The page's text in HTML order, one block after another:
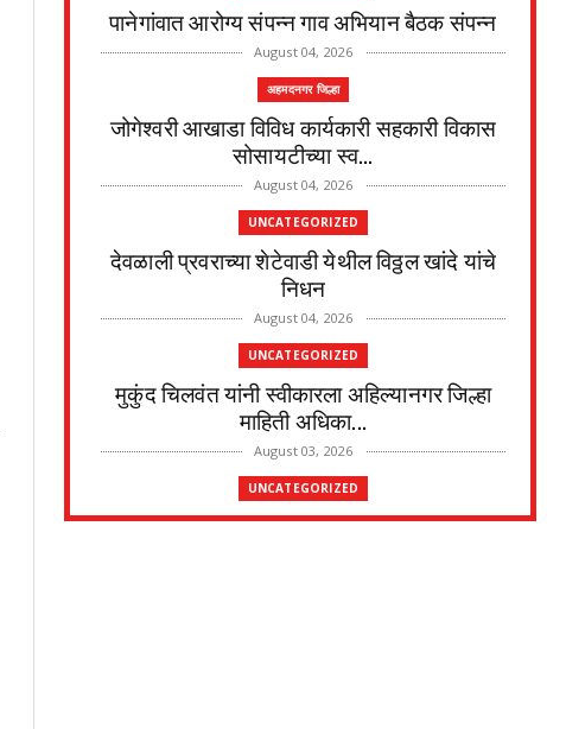
पानेगांवात आरोग्य संपन्न गाव अभियान बैठक संपन्न
August 04, 2026
अहमदनगर जिल्हा
जोगेश्वरी आखाडा विविध कार्यकारी सहकारी विकास
सोसायटीच्या स्व...
August 04, 2026
UNCATEGORIZED
देवळाली प्रवराच्या शेटेवाडी येथील विठ्ठल खांदे यांचे
निधन
August 04, 2026
UNCATEGORIZED
मुकुंद चिलवंत यांनी स्वीकारला अहिल्यानगर जिल्हा
माहिती अधिका...
August 03, 2026
UNCATEGORIZED
देवळाली प्रवरा येथील विधिज्ञ ॲड. प्रकाश संसारे